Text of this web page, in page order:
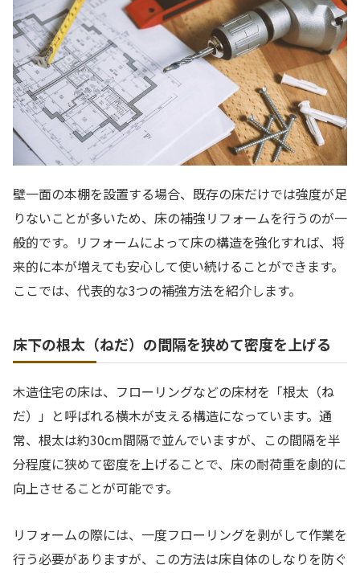
壁一面の本棚を設置する場合、既存の床だけでは強度が足
りないことが多いため、床の補強リフォームを行うのが一
般的です。リフォームによって床の構造を強化すれば、将
来的に本が増えても安心して使い続けることができます。
ここでは、代表的な3つの補強方法を紹介します。
床下の根太（ねだ）の間隔を狭めて密度を上げる
木造住宅の床は、フローリングなどの床材を「根太（ね
だ）」と呼ばれる横木が支える構造になっています。通
常、根太は約30cm間隔で並んでいますが、この間隔を半
分程度に狭めて密度を上げることで、床の耐荷重を劇的に
向上させることが可能です。
リフォームの際には、一度フローリングを剥がして作業を
行う必要がありますが、この方法は床自体のしなりを防ぐ